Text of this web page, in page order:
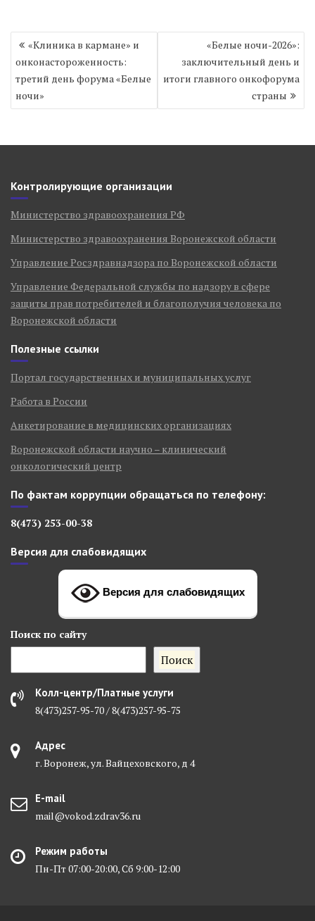
Навигация
по
записям
«Клиника в кармане» и
онконастороженность:
третий день форума «Белые
ночи»
«Белые ночи-2026»:
заключительный день и
итоги главного онкофорума
страны
Контролирующие организации
Министерство здравоохранения РФ
Министерство здравоохранения Воронежской области
Управление Росздравнадзора по Воронежской области
Управление Федеральной службы по надзору в сфере
защиты прав потребителей и благополучия человека по
Воронежской области
Полезные ссылки
Портал государственных и муниципальных услуг
Работа в России
Анкетирование в медицинских организациях
Воронежской области научно – клинический
онкологический центр
По фактам коррупции обращаться по телефону:
8(473) 253-00-38
Версия для слабовидящих
Версия для слабовидящих
Поиск по сайту
Поиск
Колл-центр/Платные услуги
8(473)257-95-70 / 8(473)257-95-75
Адрес
г. Воронеж, ул. Вайцеховского, д 4
E-mail
mail@vokod.zdrav36.ru
Режим работы
Пн-Пт 07:00-20:00, Сб 9:00-12:00